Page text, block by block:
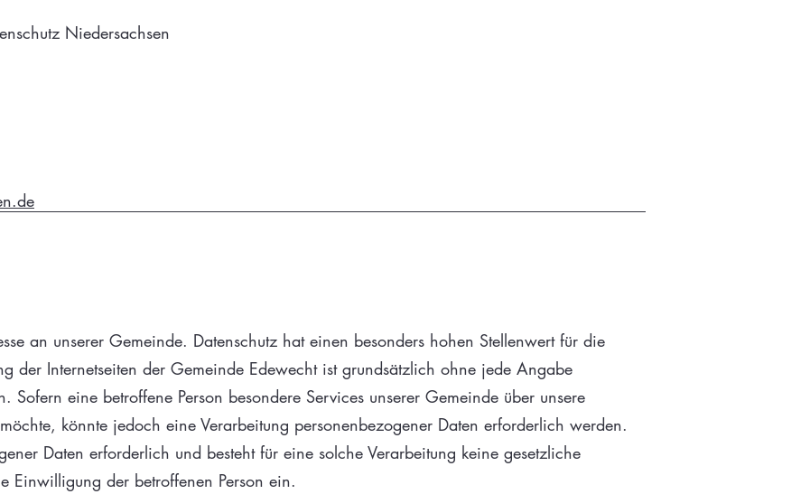
Niedersachsen
an unserer Gemeinde. Datenschutz hat einen besonders hohen Stellenwert für die
der Internetseiten der Gemeinde Edewecht ist grundsätzlich ohne jede Angabe
Sofern eine betroffene Person besondere Services unserer Gemeinde über unsere
könnte jedoch eine Verarbeitung personenbezogener Daten erforderlich werden.
Daten erforderlich und besteht für eine solche Verarbeitung keine gesetzliche
Einwilligung der betroffenen Person ein.